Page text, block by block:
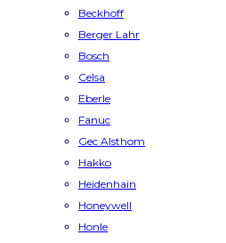
Beckhoff
Berger Lahr
Bosch
Celsa
Eberle
Fanuc
Gec Alsthom
Hakko
Heidenhain
Honeywell
Honle